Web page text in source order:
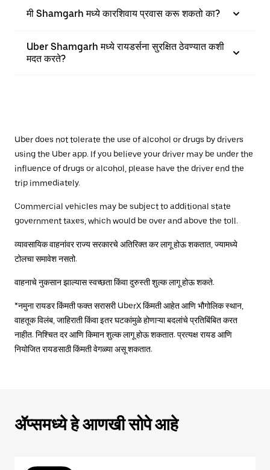
मी Shamgarh मध्ये कारशिवाय प्रवास करू शकतो का?
Uber Shamgarh मध्ये रायडर्सना सुरक्षित ठेवण्यात कशी
मदत करते?
Uber does not tolerate the use of alcohol or drugs by drivers
using the Uber app. If you believe your driver may be under the
influence of drugs or alcohol, please have the driver end the
trip immediately.
Commercial vehicles may be subject to additional state
government taxes, which would be over and above the toll.
व्यावसायिक वाहनांवर राज्य सरकारचे अतिरिक्त कर लागू होऊ शकतात, ज्यामध्ये
टोलचा समावेश नसतो.
वाहनाचे नुकसान झाल्यास स्वच्छता किंवा दुरुस्ती शुल्क लागू होऊ शकते.
*नमुना रायडर किंमती फक्त सरासरी UberX किंमती आहेत आणि भौगोलिक स्थान,
वाहतूक विलंब, जाहिराती किंवा इतर घटकांमुळे होणाऱ्या बदलांचे प्रतिबिंबित करत
नाहीत. निश्चित दर आणि किमान शुल्क लागू होऊ शकतात. प्रत्यक्ष रायड आणि
नियोजित रायडसाठी किंमती वेगळ्या असू शकतात.
ॲप्समध्ये हे आणखी सोपे आहे